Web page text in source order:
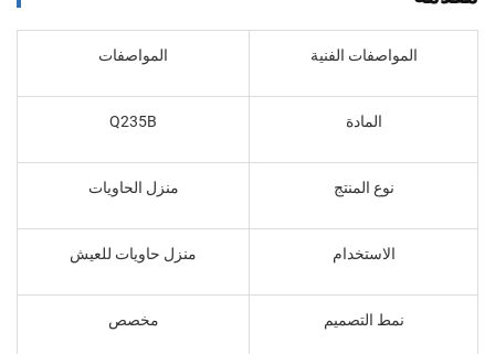
المواصفات الفنية المواصفات
المادة Q235B
نوع المنتج منزل الحاويات
الاستخدام منزل حاويات للعيش
نمط التصميم مخصص